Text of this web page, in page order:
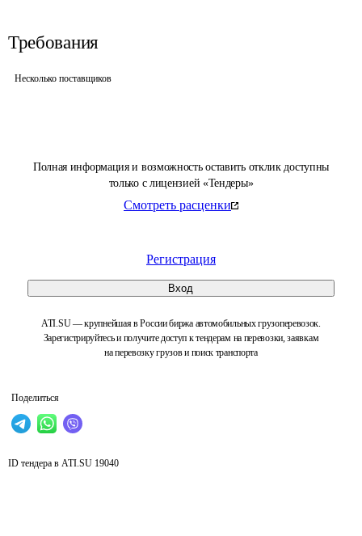
Полная информация и возможность оставить отклик доступны
только с лицензией «Тендеры»
Смотреть расценки
Регистрация
Вход
ATI.SU — крупнейшая в России биржа автомобильных грузоперевозок.
Зарегистрируйтесь и получите доступ к тендерам на перевозки, заявкам
на перевозку грузов и поиск транспорта
Поделиться
Требования
Несколько поставщиков
ID тендера в ATI.SU 19040